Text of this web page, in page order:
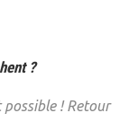
?
possible ! Retour